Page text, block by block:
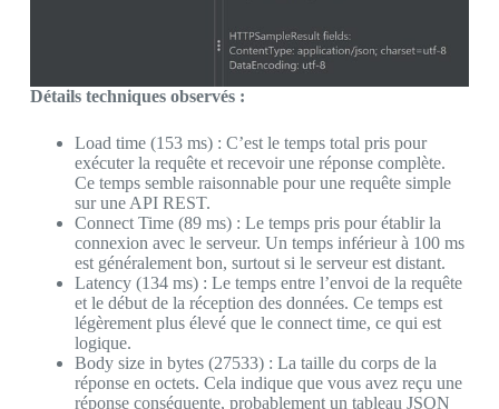
Détails techniques observés :
Load time (153 ms) : C’est le temps total pris pour
exécuter la requête et recevoir une réponse complète.
Ce temps semble raisonnable pour une requête simple
sur une API REST.
Connect Time (89 ms) : Le temps pris pour établir la
connexion avec le serveur. Un temps inférieur à 100 ms
est généralement bon, surtout si le serveur est distant.
Latency (134 ms) : Le temps entre l’envoi de la requête
et le début de la réception des données. Ce temps est
légèrement plus élevé que le connect time, ce qui est
logique.
Body size in bytes (27533) : La taille du corps de la
réponse en octets. Cela indique que vous avez reçu une
réponse conséquente, probablement un tableau JSON